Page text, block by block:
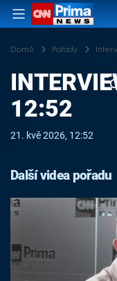
Domů Pořady
12:52
21. kvě 2026, 12:52
Další videa pořadu